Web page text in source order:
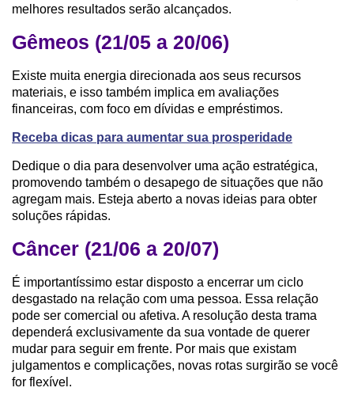
melhores resultados serão alcançados.
Gêmeos (21/05 a 20/06)
Existe muita energia direcionada aos seus recursos
materiais, e isso também implica em avaliações
financeiras, com foco em dívidas e empréstimos.
Receba dicas para aumentar sua prosperidade
Dedique o dia para desenvolver uma ação estratégica,
promovendo também o desapego de situações que não
agregam mais. Esteja aberto a novas ideias para obter
soluções rápidas.
Câncer (21/06 a 20/07)
É importantíssimo estar disposto a encerrar um ciclo
desgastado na relação com uma pessoa. Essa relação
pode ser comercial ou afetiva. A resolução desta trama
dependerá exclusivamente da sua vontade de querer
mudar para seguir em frente. Por mais que existam
julgamentos e complicações, novas rotas surgirão se você
for flexível.